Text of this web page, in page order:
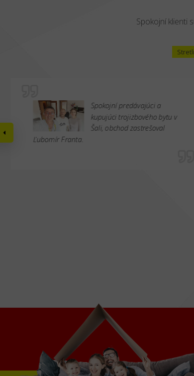
Spokojní klienti
Spokojní predávajúci a
kupujúci trojizbového bytu v
Šali, obchod zastrešoval
Ľubomír Franta.